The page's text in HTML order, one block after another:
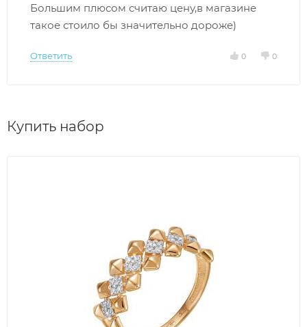
Большим плюсом считаю цену,в магазине
такое стоило бы значительно дороже)
Ответить 0 0
Купить набор